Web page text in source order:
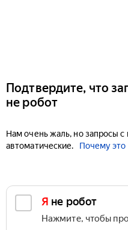
Подтвердите, что
не робот
Нам очень жаль, но запросы
автоматические.
Почему это
Я не робот
Нажмите, чтобы